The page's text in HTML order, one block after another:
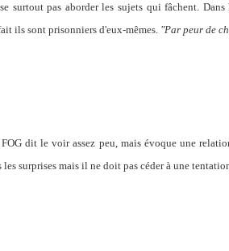
surtout pas aborder les sujets qui fâchent.
ils sont prisonniers d'eux-mêmes. "Par peur de
dit le voir assez peu, mais évoque une
surprises mais il ne doit pas céder à une